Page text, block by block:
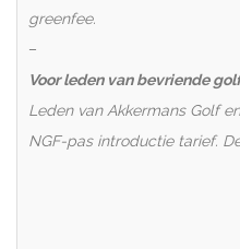
greenfee.
–
Voor leden van bevriende
Leden van Akkermans Golf
NGF-pas introductie tarief.